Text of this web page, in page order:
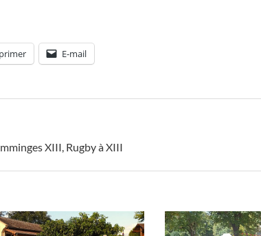
E-mail
XIII, Rugby à XIII